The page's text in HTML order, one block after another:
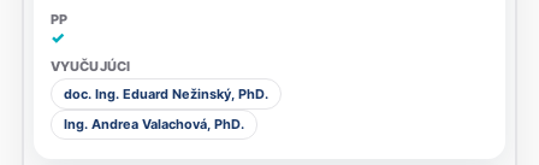
✓
doc. Ing. Eduard Nežinský, PhD.
Ing. Andrea Valachová, PhD.